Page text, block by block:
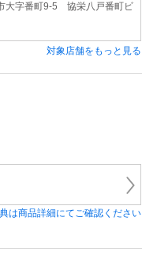
大字番町9‐5 協栄八戸番町ビ
対象店舗をもっと見る
は商品詳細にてご確認ください